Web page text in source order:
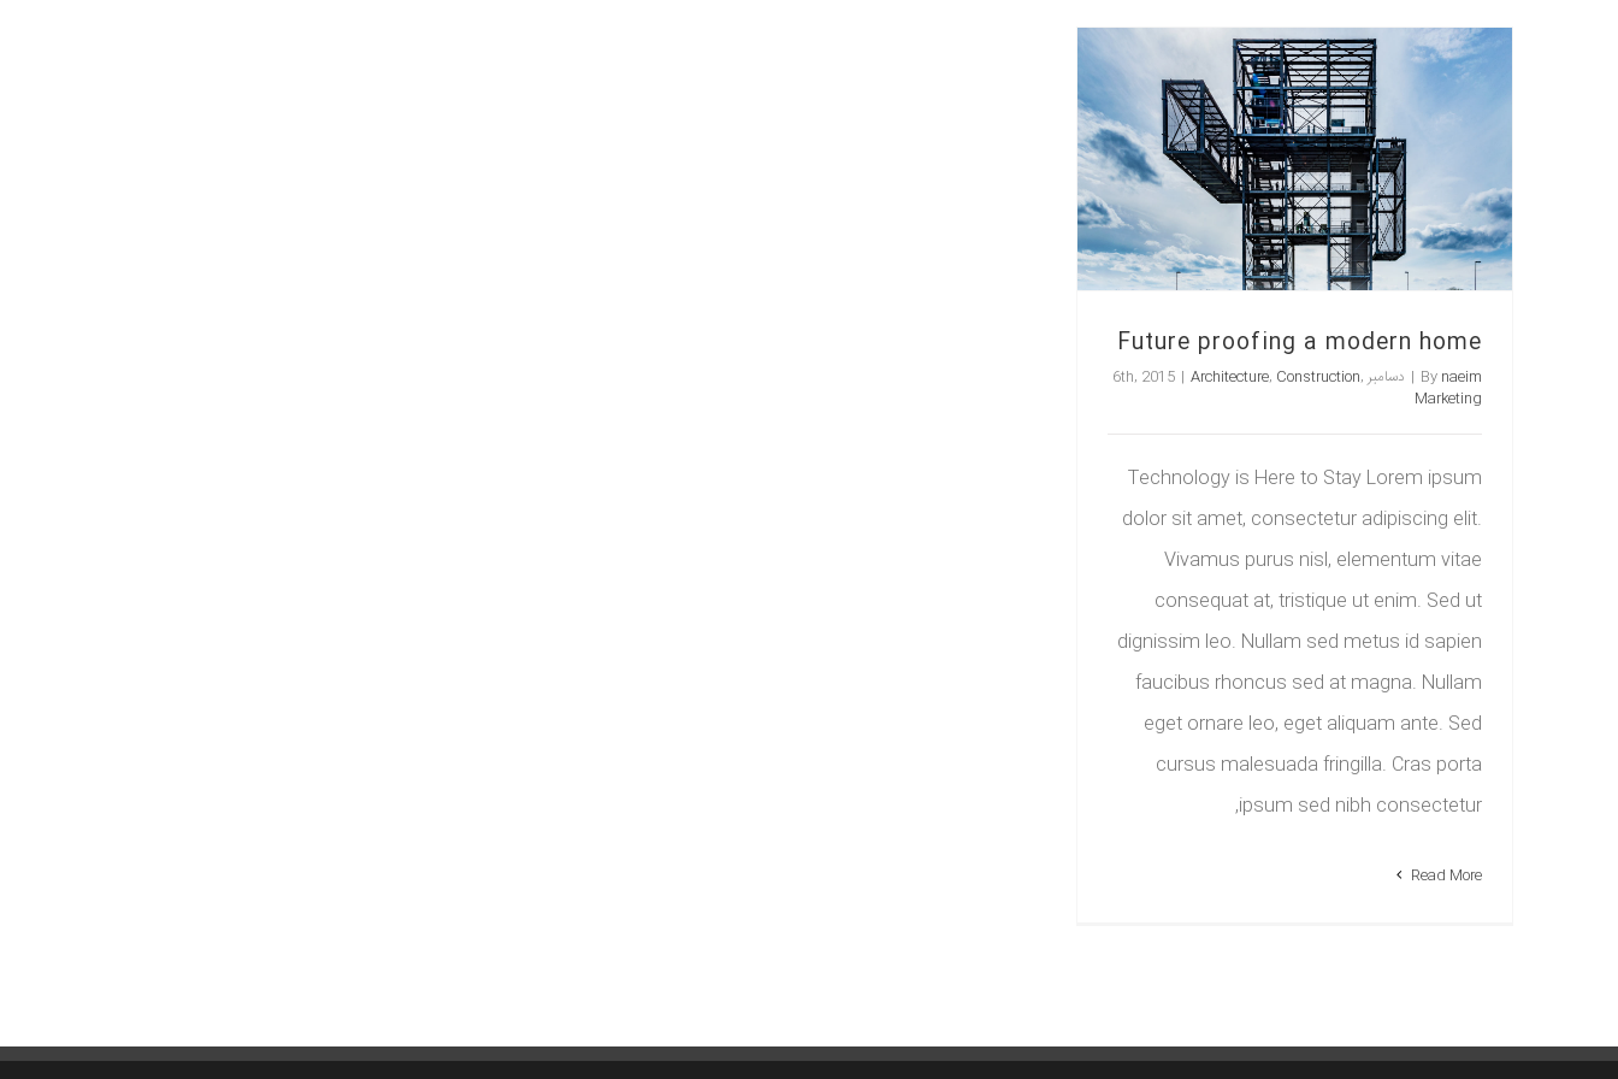
Future proofing a modern home
By naeim
| دسامبر 6th, 2015 | Architecture, Construction,
Marketing
Technology is Here to Stay Lorem ipsum
dolor sit amet, consectetur adipiscing elit.
Vivamus purus nisl, elementum vitae
consequat at, tristique ut enim. Sed ut
dignissim leo. Nullam sed metus id sapien
faucibus rhoncus sed at magna. Nullam
eget ornare leo, eget aliquam ante. Sed
cursus malesuada fringilla. Cras porta
ipsum sed nibh consectetur,
Read More